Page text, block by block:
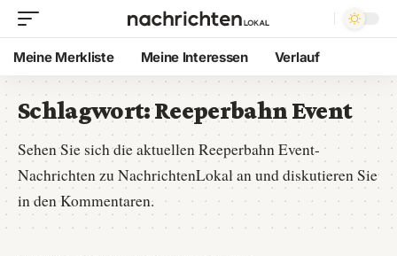
Meine Merkliste Meine Interessen Verlauf
Schlagwort:Reeperbahn Event
Sehen Sie sich die aktuellen Reeperbahn Event-
Nachrichten zu NachrichtenLokal an und diskutieren Sie
in den Kommentaren.